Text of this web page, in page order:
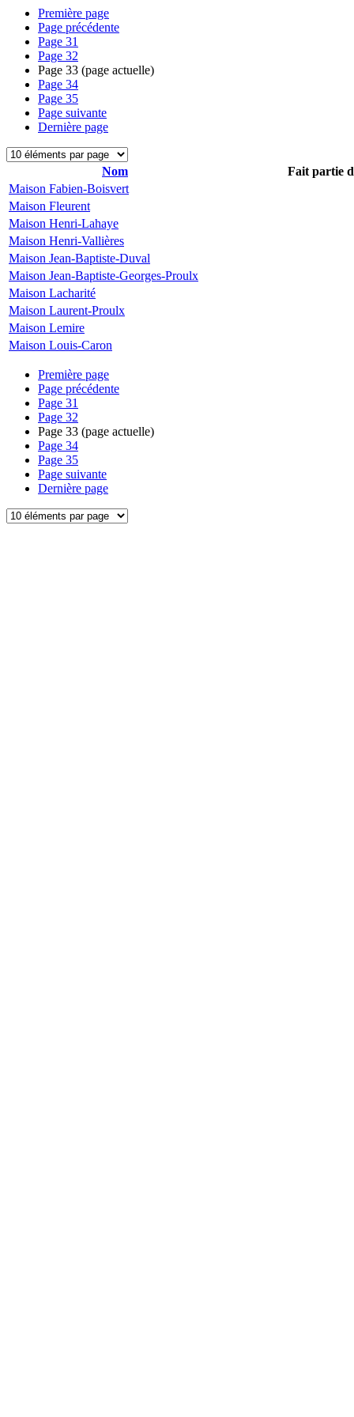
Première page
Page précédente
Page 31
Page 32
Page 33 (page actuelle)
Page 34
Page 35
Page suivante
Dernière page
Nom
Fait partie
Maison Fabien-Boisvert
Maison Fleurent
Maison Henri-Lahaye
Maison Henri-Vallières
Maison Jean-Baptiste-Duval
Maison Jean-Baptiste-Georges-Proulx
Maison Lacharité
Maison Laurent-Proulx
Maison Lemire
Maison Louis-Caron
Première page
Page précédente
Page 31
Page 32
Page 33 (page actuelle)
Page 34
Page 35
Page suivante
Dernière page